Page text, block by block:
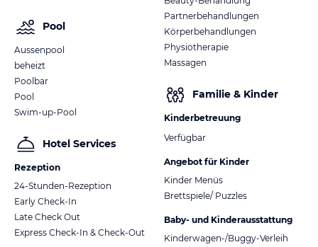
Pool
Aussenpool
beheizt
Poolbar
Pool
Swim-up-Pool
Hotel Services
Rezeption
24-Stunden-Rezeption
Early Check-In
Late Check Out
Express Check-In & Check-Out
Partnerbehandlungen
Körperbehandlungen
Physiotherapie
Massagen
Familie & Kinder
Kinderbetreuung
Verfügbar
Angebot für Kinder
Kinder Menüs
Brettspiele/ Puzzles
Baby- und Kinderausstattung
Kinderwagen-/Buggy-Verleih